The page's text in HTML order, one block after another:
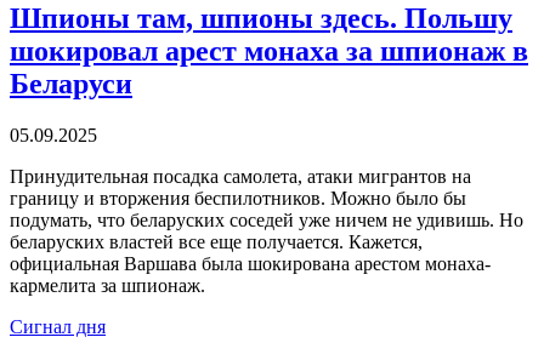
Шпионы там, шпионы здесь. Польшу
шокировал арест монаха за шпионаж в
Беларуси
05.09.2025
Принудительная посадка самолета, атаки мигрантов на
границу и вторжения беспилотников. Можно было бы
подумать, что беларуских соседей уже ничем не удивишь. Но
беларуских властей все еще получается. Кажется,
официальная Варшава была шокирована арестом монаха-
кармелита за шпионаж.
Сигнал дня